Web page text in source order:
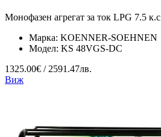
Монофазен агрегат за ток LPG 7.5
Марка: KOENNER-SOEHNEN
Модел: KS 48VGS-DC
1325.00€ / 2591.47лв.
Виж